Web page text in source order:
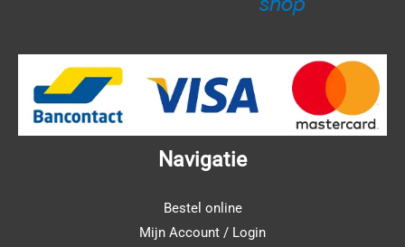
Navigatie
Bestel online
Mijn Account / Login